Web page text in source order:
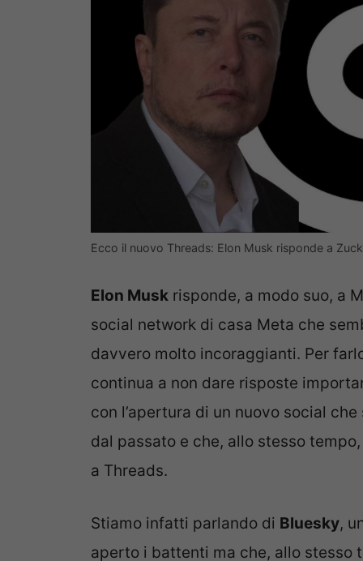
Ecco il nuovo Threads: Elon Musk risponde a
Elon Musk risponde, a modo suo, a
social network di casa Meta che
davvero molto incoraggianti. Per
continua a non dare risposte
con l’apertura di un nuovo social
dal passato e che, allo stesso
a Threads.
Stiamo infatti parlando di Bluesky,
aperto i battenti ma che, allo stesso